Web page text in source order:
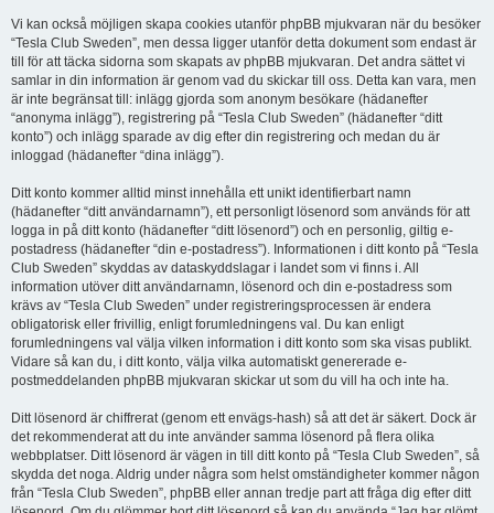
Vi kan också möjligen skapa cookies utanför phpBB mjukvaran när du besöker
“Tesla Club Sweden”, men dessa ligger utanför detta dokument som endast är
till för att täcka sidorna som skapats av phpBB mjukvaran. Det andra sättet vi
samlar in din information är genom vad du skickar till oss. Detta kan vara, men
är inte begränsat till: inlägg gjorda som anonym besökare (hädanefter
“anonyma inlägg”), registrering på “Tesla Club Sweden” (hädanefter “ditt
konto”) och inlägg sparade av dig efter din registrering och medan du är
inloggad (hädanefter “dina inlägg”).
Ditt konto kommer alltid minst innehålla ett unikt identifierbart namn
(hädanefter “ditt användarnamn”), ett personligt lösenord som används för att
logga in på ditt konto (hädanefter “ditt lösenord”) och en personlig, giltig e-
postadress (hädanefter “din e-postadress”). Informationen i ditt konto på “Tesla
Club Sweden” skyddas av dataskyddslagar i landet som vi finns i. All
information utöver ditt användarnamn, lösenord och din e-postadress som
krävs av “Tesla Club Sweden” under registreringsprocessen är endera
obligatorisk eller frivillig, enligt forumledningens val. Du kan enligt
forumledningens val välja vilken information i ditt konto som ska visas publikt.
Vidare så kan du, i ditt konto, välja vilka automatiskt genererade e-
postmeddelanden phpBB mjukvaran skickar ut som du vill ha och inte ha.
Ditt lösenord är chiffrerat (genom ett envägs-hash) så att det är säkert. Dock är
det rekommenderat att du inte använder samma lösenord på flera olika
webbplatser. Ditt lösenord är vägen in till ditt konto på “Tesla Club Sweden”, så
skydda det noga. Aldrig under några som helst omständigheter kommer någon
från “Tesla Club Sweden”, phpBB eller annan tredje part att fråga dig efter ditt